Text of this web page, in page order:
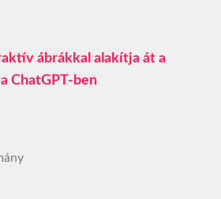
ábrákkal alakítja át a
ChatGPT-ben